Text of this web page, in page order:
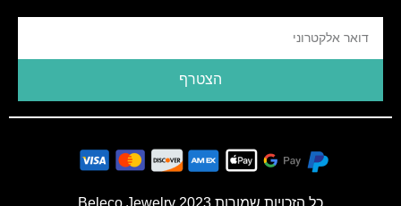
הצטרף
כל הזכויות שמורות 2023 Beleco Jewelry